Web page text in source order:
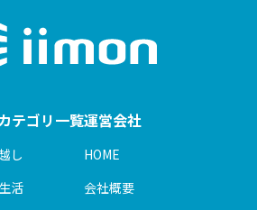
テゴリ一覧
し
活
運営会社
HOME
会社概要